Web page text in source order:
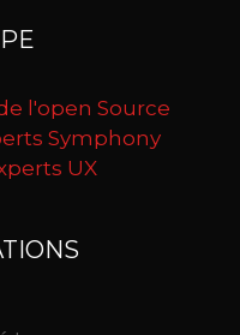
l'open Source
Symphony
UX